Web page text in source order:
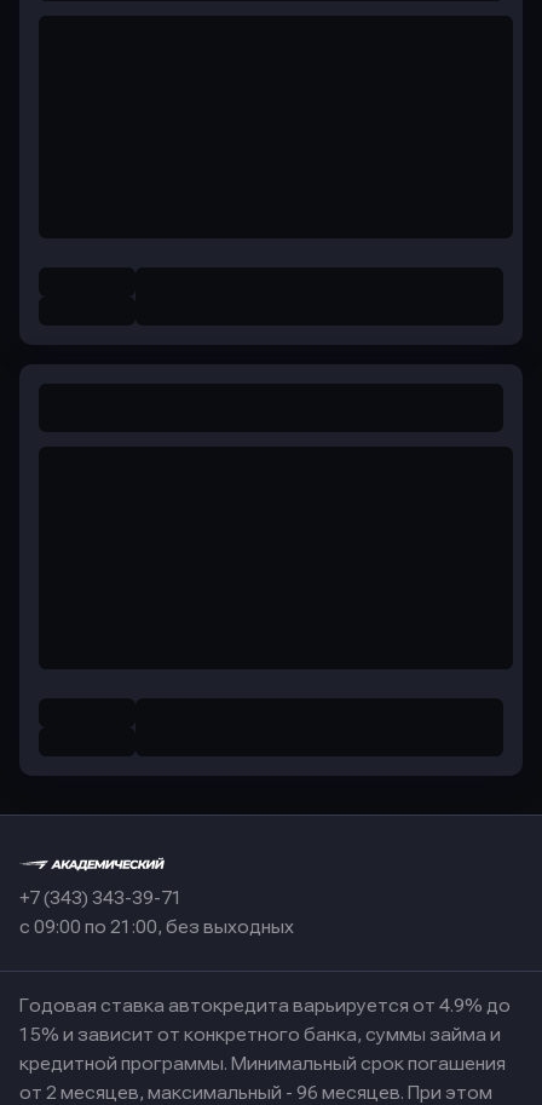
+7 (343) 343-39-71
с 09:00 по 21:00, без выходных
Годовая ставка автокредита варьируется от 4.9% до
15% и зависит от конкретного банка, суммы займа и
кредитной программы. Минимальный срок погашения
от 2 месяцев, максимальный - 96 месяцев. При этом